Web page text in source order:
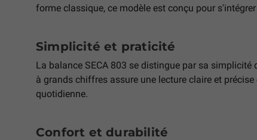
forme classique, ce modèle est conçu pour
Simplicité et praticité
La balance SECA 803 se distingue par sa
à grands chiffres assure une lecture claire et
quotidienne.
Confort et durabilité